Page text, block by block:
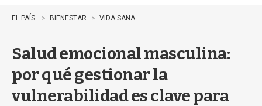
EL PAÍS BIENESTAR VIDA SANA
Salud emocional masculina:
por qué gestionar la
vulnerabilidad es clave para